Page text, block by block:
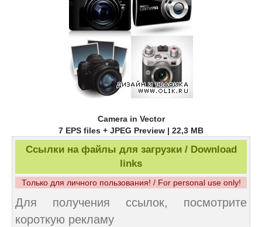
Camera in Vector
7 EPS files + JPEG Preview | 22,3 MB
Ссылки на файлы для загрузки / Download
links
Только для личного пользования! / For personal use only!
Для получения ссылок, посмотрите
короткую рекламу